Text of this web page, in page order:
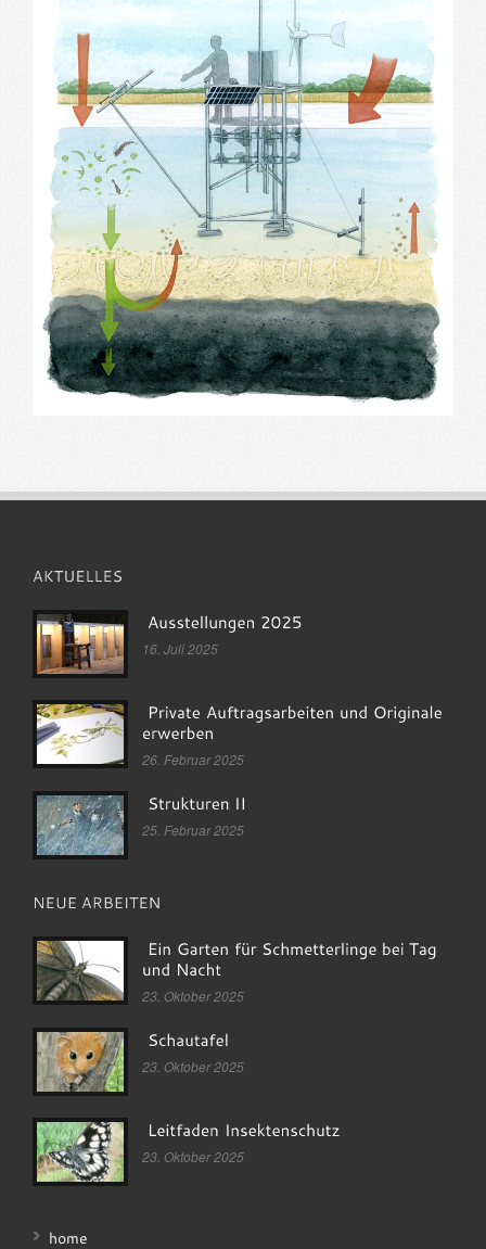
16. Juli 2025
26. Februar 2025
25. Februar 2025
23. Oktober 2025
23. Oktober 2025
23. Oktober 2025
home